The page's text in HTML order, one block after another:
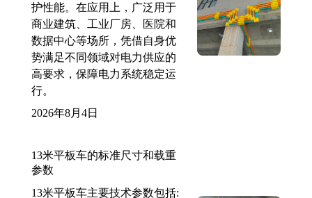
护性能。在应用上，广泛用于
商业建筑、工业厂房、医院和
数据中心等场所，凭借自身优
势满足不同领域对电力供应的
高要求，保障电力系统稳定运
行。
2026年8月4日
13米平板车的标准尺寸和载重
参数
13米平板车主要技术参数包括: